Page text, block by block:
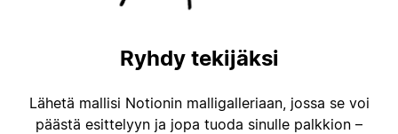
Ryhdy tekijäksi
Lähetä mallisi Notionin malligalleriaan, jossa se voi
päästä esittelyyn ja jopa tuoda sinulle palkkion –